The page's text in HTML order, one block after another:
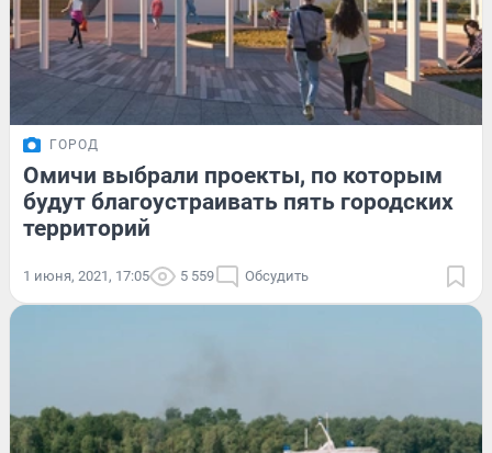
ГОРОД
Омичи выбрали проекты, по которым
будут благоустраивать пять городских
территорий
1 июня, 2021, 17:05 5 559 Обсудить